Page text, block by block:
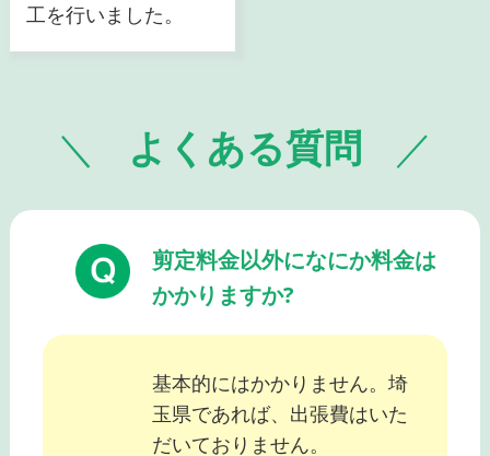
工を行いました。
よくある質問
剪定料金以外になにか料金は
かかりますか?
基本的にはかかりません。埼
玉県であれば、出張費はいた
だいておりません。